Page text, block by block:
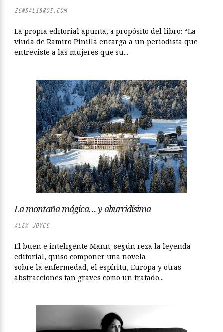
ZENDALIBROS.COM
La propia editorial apunta, a propósito del libro: “La
viuda de Ramiro Pinilla encarga a un periodista que
entreviste a las mujeres que su...
La montaña mágica… y aburridísima
ALEX JOYCE
El buen e inteligente Mann, según reza la leyenda
editorial, quiso componer una novela
sobre la enfermedad, el espíritu, Europa y otras
abstracciones tan graves como un tratado...